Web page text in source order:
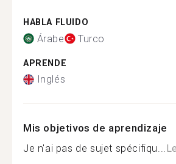
HABLA FLUIDO
Árabe Turco
APRENDE
Inglés
Mis objetivos de aprendizaje
Je n'ai pas de sujet spécifiqu...